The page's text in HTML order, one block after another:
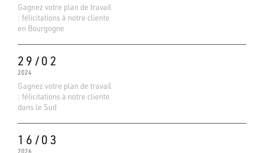
Gagnez votre plan de travail
: félicitations à notre cliente
en Bourgogne
29/02
2024
Gagnez votre plan de travail
: félicitations à notre cliente
dans le Sud
16/03
2026
Basé sur 138 avis